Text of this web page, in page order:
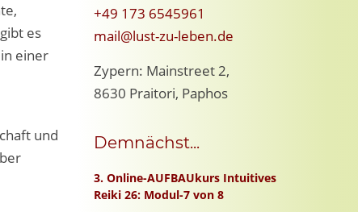
es
einer
und
+49 173 6545961
mail@lust-zu-leben.de
Zypern: Mainstreet 2,
8630 Praitori, Paphos
Demnächst...